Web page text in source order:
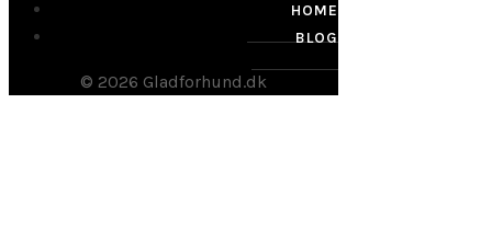
HOME
BLOG
© 2026 Gladforhund.dk